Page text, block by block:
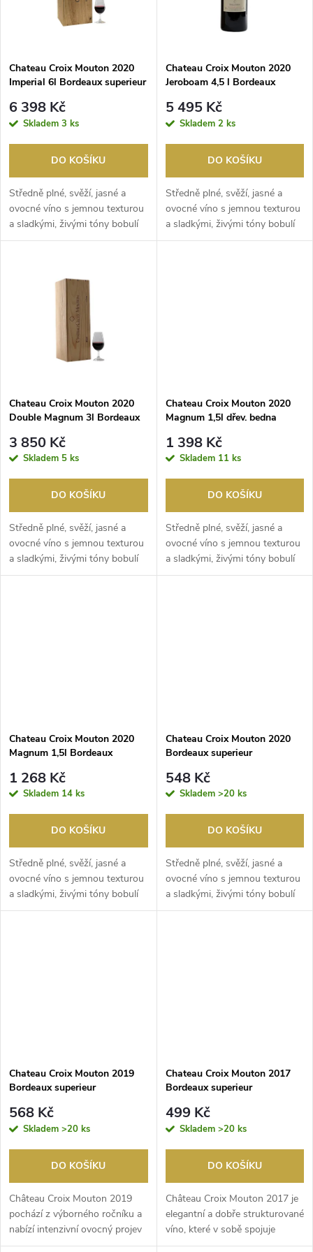
p
r
o
d
u
s
p
r
d
u
Chateau Croix Mouton 2020
Imperial 6l Bordeaux superieur
6 398 Kč
Skladem 3 ks
DO KOŠÍKU
Středně plné, svěží, jasné a
ovocné víno s jemnou texturou
a sladkými, živými tóny bobulí
ve vůni a ...
Chateau Croix Mouton 2020
Jeroboam 4,5 l Bordeaux
5 495 Kč
Skladem 2 ks
DO KOŠÍKU
Středně plné, svěží, jasné a
ovocné víno s jemnou texturou
a sladkými, živými tóny bobulí
ve vůni a ...
Chateau Croix Mouton 2020
Double Magnum 3l Bordeaux
3 850 Kč
Skladem 5 ks
DO KOŠÍKU
Středně plné, svěží, jasné a
ovocné víno s jemnou texturou
a sladkými, živými tóny bobulí
ve vůni a ...
Chateau Croix Mouton 2020
Magnum 1,5l dřev. bedna
1 398 Kč
Skladem 11 ks
DO KOŠÍKU
Středně plné, svěží, jasné a
ovocné víno s jemnou texturou
a sladkými, živými tóny bobulí
ve vůni a ...
Chateau Croix Mouton 2020
Magnum 1,5l Bordeaux
1 268 Kč
Skladem 14 ks
DO KOŠÍKU
Středně plné, svěží, jasné a
ovocné víno s jemnou texturou
a sladkými, živými tóny bobulí
v...
Chateau Croix Mouton 2020
Bordeaux superieur
548 Kč
Skladem >20 ks
DO KOŠÍKU
Středně plné, svěží, jasné a
ovocné víno s jemnou texturou
a sladkými, živými tóny bobulí
ve vůni a ...
Chateau Croix Mouton 2019
Bordeaux superieur
568 Kč
Skladem >20 ks
DO KOŠÍKU
Château Croix Mouton 2019
pochází z výborného ročníku a
nabízí intenzivní ovocný projev
a jemnou koř...
Chateau Croix Mouton 2017
Bordeaux superieur
499 Kč
Skladem >20 ks
DO KOŠÍKU
Château Croix Mouton 2017 je
elegantní a dobře strukturované
víno, které v sobě spojuje
svěžest i bo...